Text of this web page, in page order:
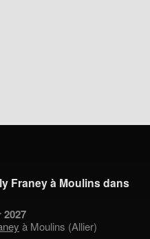
Franey à Moulins dans
2027
à Moulins (Allier)